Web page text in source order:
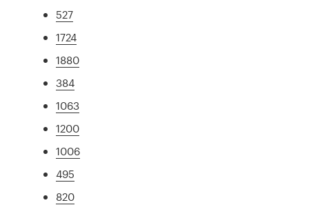
527
1724
1880
384
1063
1200
1006
495
820